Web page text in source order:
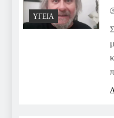
ΥΓΕΊΑ